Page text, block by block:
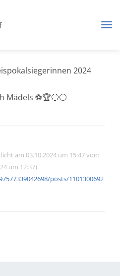
2024
Mädels ⚽️🏆🔵⚪️
am 03.10.2024 um 15:47 von:
um 12:37)
posts/1101300692